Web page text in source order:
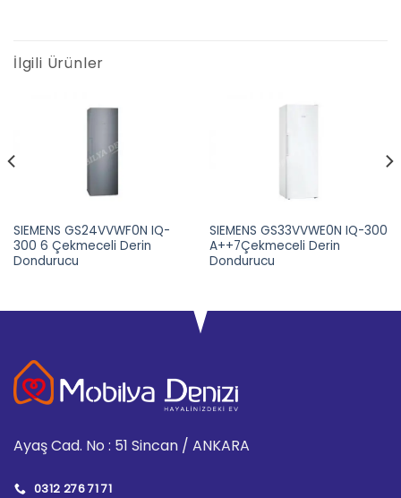
İlgili Ürünler
SIEMENS GS24VVWF0N IQ-
300 6 Çekmeceli Derin
Dondurucu
SIEMENS GS33VVWE0N IQ-300
A++7Çekmeceli Derin
Dondurucu
Ayaş Cad. No : 51 Sincan / ANKARA
0312 276 71 71